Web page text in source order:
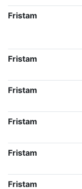
Fristam
Fristam
Fristam
Fristam
Fristam
Fristam